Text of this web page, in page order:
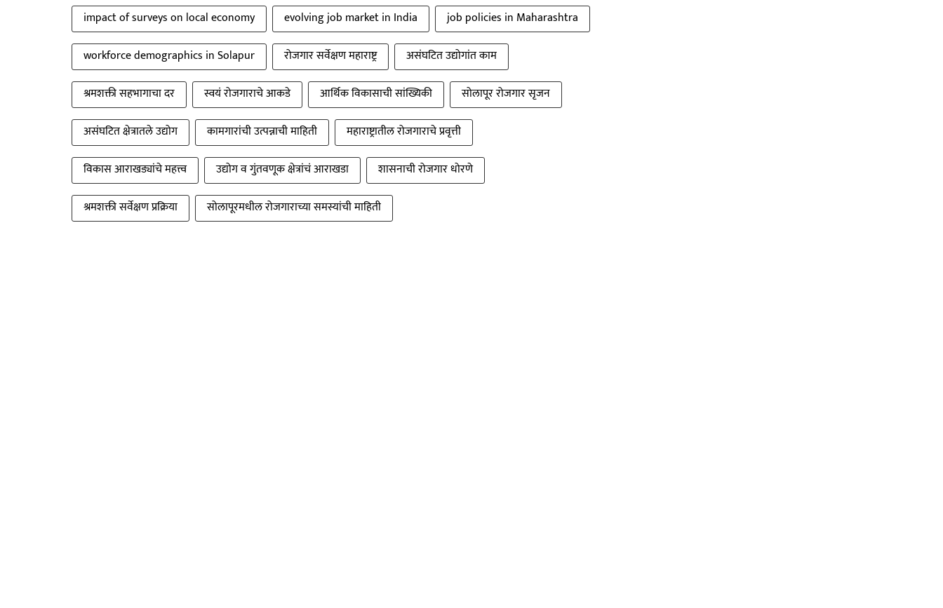
impact of surveys on local economy
evolving job market in India
job policies in Maharashtra
workforce demographics in Solapur
रोजगार सर्वेक्षण महाराष्ट्र
असंघटित उद्योगांत काम
श्रमशक्ती सहभागाचा दर
स्वयं रोजगाराचे आकडे आर्थिक विकासाची सांख्यिकी
सोलापूर रोजगार सृजन
असंघटित क्षेत्रातले उद्योग
कामगारांची उत्पन्नाची माहिती
महाराष्ट्रातील रोजगाराचे प्रवृत्ती
विकास आराखड्यांचे महत्त्व
उद्योग व गुंतवणूक क्षेत्रांचं आराखडा
शासनाची रोजगार धोरणे
श्रमशक्ती सर्वेक्षण प्रक्रिया
सोलापूरमधील रोजगाराच्या समस्यांची माहिती